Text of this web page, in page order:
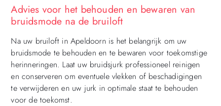
Advies voor het behouden en bewaren van
bruidsmode na de bruiloft
Na uw bruiloft in Apeldoorn is het belangrijk om uw
bruidsmode te behouden en te bewaren voor toekomstige
herinneringen. Laat uw bruidsjurk professioneel reinigen
en conserveren om eventuele vlekken of beschadigingen
te verwijderen en uw jurk in optimale staat te behouden
voor de toekomst.